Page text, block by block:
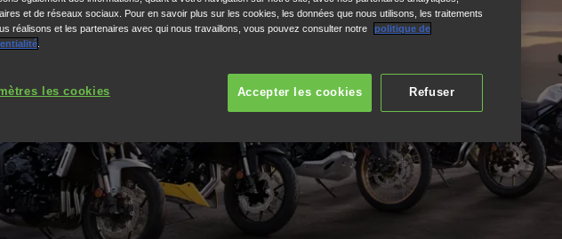
et de réseaux sociaux. Pour en savoir plus sur les cookies, les données que nous utilisons, les traitements
réalisons et les partenaires avec qui nous travaillons, vous pouvez consulter notre
politique de
Refuser
Accepter les cookies
les cookies